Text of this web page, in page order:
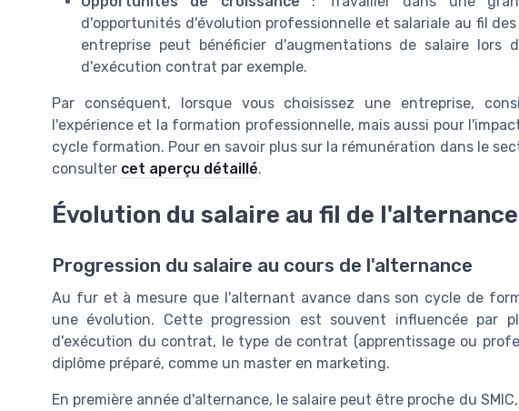
d'opportunités d'évolution professionnelle et salariale au fil
entreprise peut bénéficier d'augmentations de salaire lors
d'exécution contrat par exemple.
Par conséquent, lorsque vous choisissez une entreprise,
l'expérience et la formation professionnelle, mais aussi pour
cycle formation. Pour en savoir plus sur la rémunération dans le
consulter cet aperçu détaillé.
Évolution du salaire au fil de l'alternance
Progression du salaire au cours de l'alternance
Au fur et à mesure que l'alternant avance dans son cycle de
une évolution. Cette progression est souvent influencée par
d'exécution du contrat, le type de contrat (apprentissage ou
diplôme préparé, comme un master en marketing.
En première année d'alternance, le salaire peut être proche du